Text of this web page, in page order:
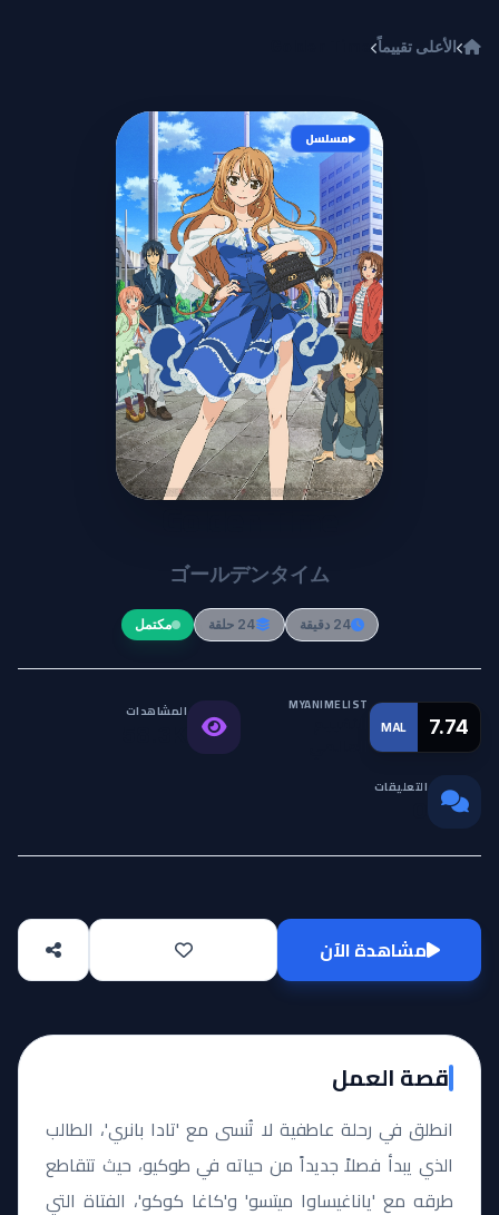
الأعلى تقييماً
مسلسل
Golden Time
ゴールデンタイム
24 دقيقة 24 حلقة مكتمل
MAL 7.74
MYANIMELIST المشاهدات
التعليقات
مشاهدة الآن
قصة العمل
انطلق في رحلة عاطفية لا تُنسى مع 'تادا بانري'، الطالب
الذي يبدأ فصلاً جديداً من حياته في طوكيو، حيث تتقاطع
طرقه مع 'ياناغيساوا ميتسو' و'كاغا كوكو'، الفتاة التي